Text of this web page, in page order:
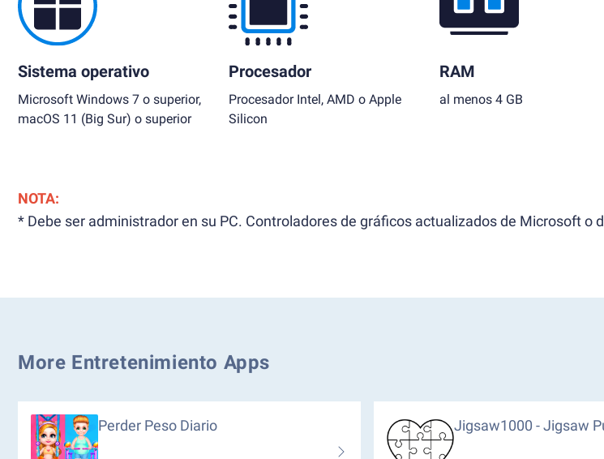
Sistema operativo
Microsoft Windows 7 o superior,
macOS 11 (Big Sur) o superior
Procesador
Procesador Intel, AMD o Apple
Silicon
RAM
al menos 4 GB
NOTA:
* Debe ser administrador en su PC. Controladores de gráficos actualizados de Microsoft o
More Entretenimiento Apps
Perder Peso Diario Jigsaw1000 - Jigsaw